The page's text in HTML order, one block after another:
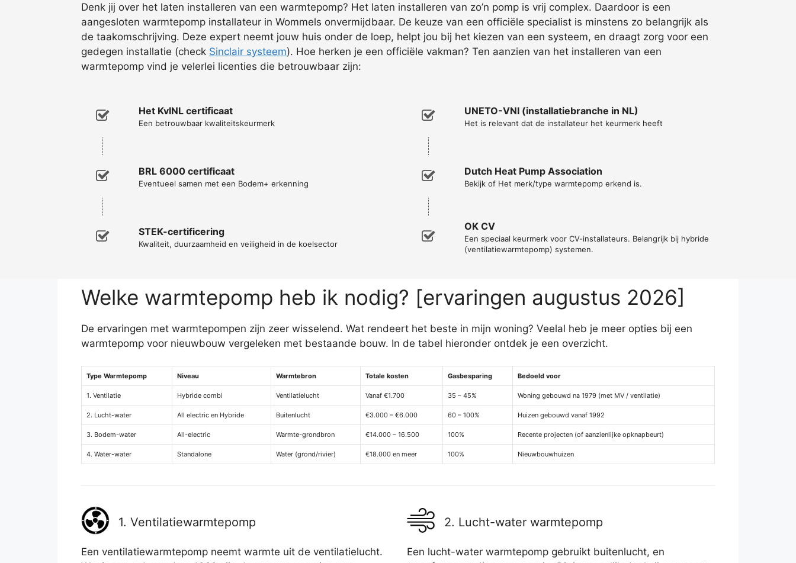
Denk jij over het laten installeren van een warmtepomp? Het laten installeren van zo’n pomp is vrij complex. Daardoor is een
aangesloten warmtepomp installateur in Wommels onvermijdbaar. De keuze van een officiële specialist is minstens zo belangrijk als
de taakomschrijving. Deze expert neemt jouw huis onder de loep, helpt jou bij het kiezen van een systeem, en draagt zorg voor een
gedegen installatie (check Sinclair systeem). Hoe herken je een officiële vakman? Ten aanzien van het installeren van een
warmtepomp vind je velerlei licenties die betrouwbaar zijn:
Het KvINL certificaat
Een betrouwbaar kwaliteitskeurmerk
BRL 6000 certificaat
Eventueel samen met een Bodem+ erkenning
STEK-certificering
Kwaliteit, duurzaamheid en veiligheid in de koelsector
UNETO-VNI (installatiebranche in NL)
Het is relevant dat de installateur het keurmerk heeft
Dutch Heat Pump Association
Bekijk of Het merk/type warmtepomp erkend is.
OK CV
Een speciaal keurmerk voor CV-installateurs. Belangrijk bij hybride
(ventilatiewarmtepomp) systemen.
Welke warmtepomp heb ik nodig? [ervaringen augustus 2026]
De ervaringen met warmtepompen zijn zeer wisselend. Wat rendeert het beste in mijn woning? Veelal heb je meer opties bij een
warmtepomp voor nieuwbouw vergeleken met bestaande bouw. In de tabel hieronder ontdek je een overzicht.
Type Warmtepomp Niveau Warmtebron Totale kosten Gasbesparing Bedoeld voor
1. Ventilatie Hybride combi Ventilatielucht Vanaf €1.700 35 – 45% Woning gebouwd na 1979 (met MV / ventilatie)
2. Lucht-water All electric en Hybride Buitenlucht €3.000 – €6.000 60 – 100% Huizen gebouwd vanaf 1992
3. Bodem-water All-electric Warmte-grondbron €14.000 – 16.500 100% Recente projecten (of aanzienlijke opknapbeurt)
4. Water-water Standalone Water (grond/rivier) €18.000 en meer 100% Nieuwbouwhuizen
1. Ventilatiewarmtepomp
Een ventilatiewarmtepomp neemt warmte uit de ventilatielucht.
2. Lucht-water warmtepomp
Een lucht-water warmtepomp gebruikt buitenlucht, en